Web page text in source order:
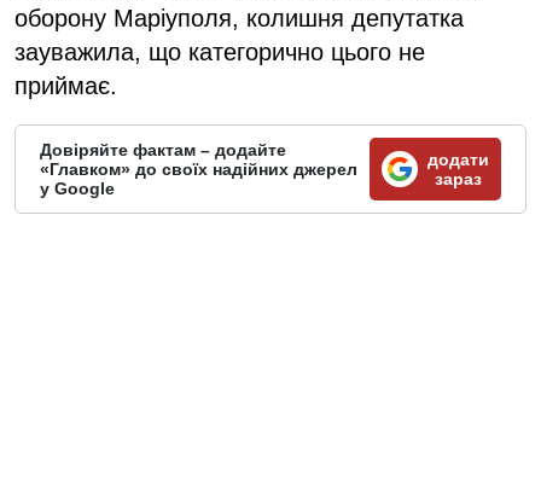
оборону Маріуполя, колишня депутатка
зауважила, що категорично цього не
приймає.
Довіряйте фактам – додайте
«Главком» до своїх надійних джерел
у Google
додати
зараз